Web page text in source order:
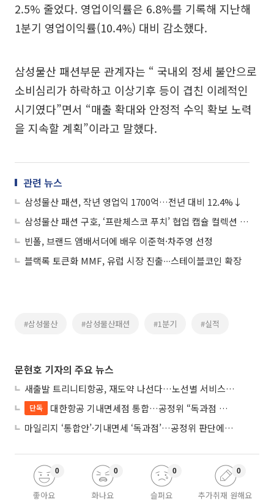
2.5% 줄었다. 영업이익률은 6.8%를 기록해 지난해
1분기 영업이익률(10.4%) 대비 감소했다.
삼성물산 패션부문 관계자는 “ 국내외 정세 불안으로
소비심리가 하락하고 이상기후 등이 겹친 이례적인
시기였다”면서 “매출 확대와 안정적 수익 확보 노력
을 지속할 계획”이라고 말했다.
관련 뉴스
삼성물산 패션, 작년 영업익 1700억…전년 대비 12.4%↓
삼성물산 패션 구호, ‘프란체스코 푸치’ 협업 캡슐 컬렉션 공개
빈폴, 브랜드 앰배서더에 배우 이준혁·차주영 선정
블랙록 토큰화 MMF, 유럽 시장 진출∙∙∙스테이블코인 확장
#삼성물산 #삼성물산패션 #1분기 #실적
문현호 기자의 주요 뉴스
새출발 트리니티항공, 재도약 나선다…노선별 서비스 차별화
단독
대한항공 기내면세점 통합…공정위 “독과점 여부 따진다”
마일리지 ‘통합안’·기내면세 ‘독과점’…공정위 판단에 쏠린 눈
좋아요
0
화나요
0
슬퍼요
0
추가취재 원해요
0